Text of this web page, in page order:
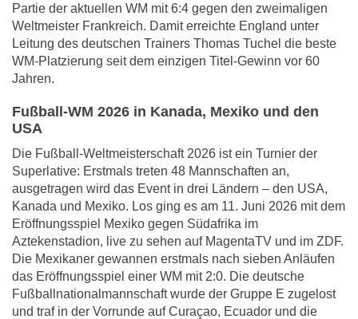
Partie der aktuellen WM mit 6:4 gegen den zweimaligen
Weltmeister Frankreich. Damit erreichte England unter
Leitung des deutschen Trainers Thomas Tuchel die beste
WM-Platzierung seit dem einzigen Titel-Gewinn vor 60
Jahren.
Fußball-WM 2026 in Kanada, Mexiko und den
USA
Die Fußball-Weltmeisterschaft 2026 ist ein Turnier der
Superlative: Erstmals treten 48 Mannschaften an,
ausgetragen wird das Event in drei Ländern – den USA,
Kanada und Mexiko. Los ging es am 11. Juni 2026 mit dem
Eröffnungsspiel Mexiko gegen Südafrika im
Aztekenstadion, live zu sehen auf MagentaTV und im ZDF.
Die Mexikaner gewannen erstmals nach sieben Anläufen
das Eröffnungsspiel einer WM mit 2:0. Die deutsche
Fußballnationalmannschaft wurde der Gruppe E zugelost
und traf in der Vorrunde auf Curaçao, Ecuador und die